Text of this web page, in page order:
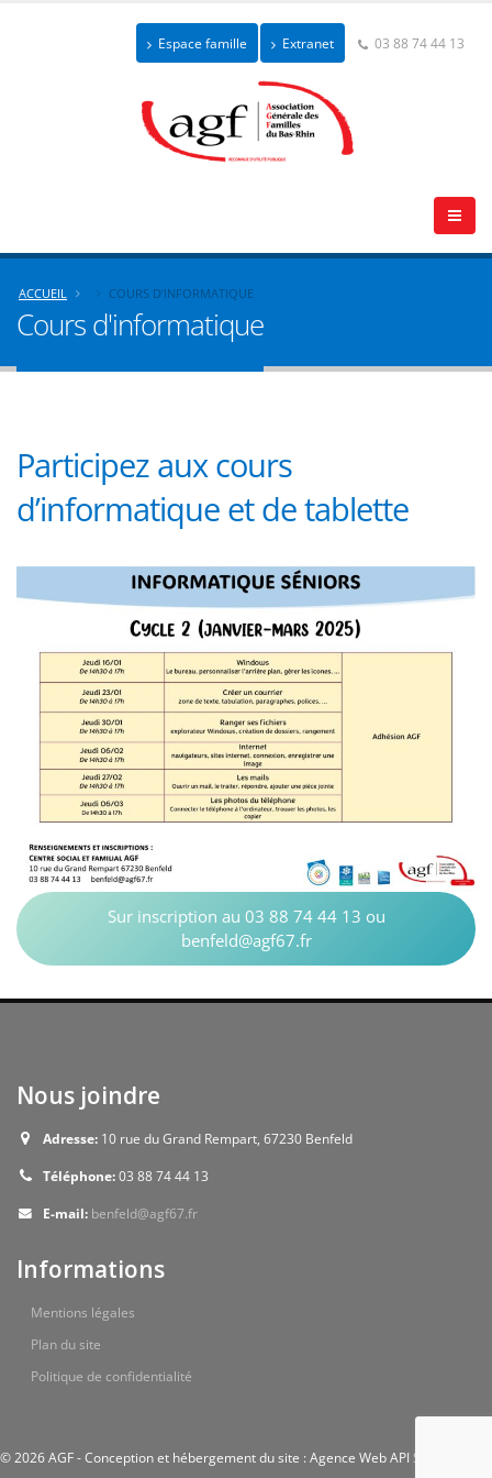
Espace famille Extranet 03 88 74 44 13
ACCUEIL COURS D’INFORMATIQUE
Cours d'informatique
Participez aux cours
d’informatique et de tablette
Sur inscription au 03 88 74 44 13 ou
benfeld@agf67.fr
Nous joindre
Adresse: 10 rue du Grand Rempart, 67230 Benfeld
Téléphone:03 88 74 44 13
E-mail: benfeld@agf67.fr
Informations
Mentions légales
Plan du site
Politique de confidentialité
© 2026 AGF - Conception et hébergement du site : Agence Web API Studio